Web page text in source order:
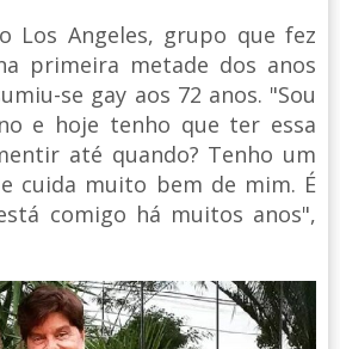
Los Angeles, grupo que fez
primeira metade dos anos
se gay aos 72 anos. "Sou
e hoje tenho que ter essa
até quando? Tenho um
cuida muito bem de mim. É
comigo há muitos anos",